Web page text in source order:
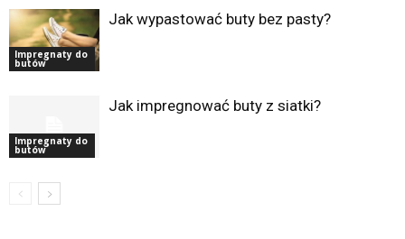
Impregnaty do
butów
Jak wypastować buty bez pasty?
Impregnaty do
butów
Jak impregnować buty z siatki?